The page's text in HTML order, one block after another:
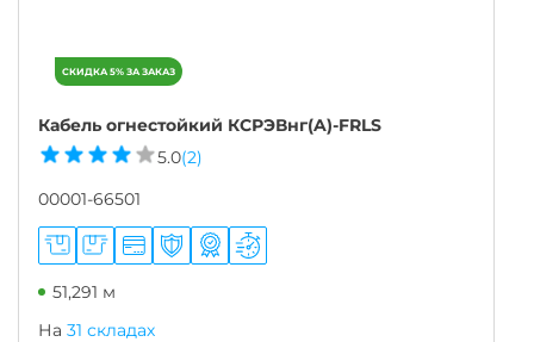
Кабель огнестойкий КСРЭВнг(A)-FRLS
5.0(2)
00001-66501
51,291 м
На 31 складах